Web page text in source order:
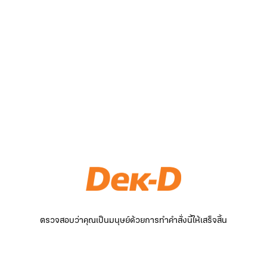
ตรวจสอบว่าคุณเป็นมนุษย์ด้วยการทำคำสั่งนี้ให้เสร็จสิ้น